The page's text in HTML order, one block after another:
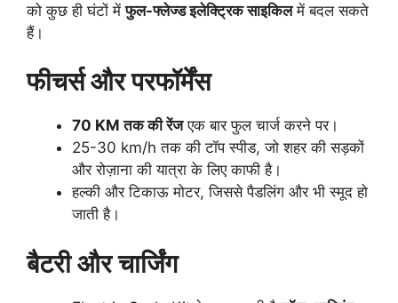
को कुछ ही घंटों मेंफुल-फ्लेज्ड इलेक्ट्रिक साइकिलमें बदल सकते
हैं।
फीचर्स और परफॉर्मेंस
70 KM तक की रेंजएक बार फुल चार्ज करने पर।
25-30 km/h तक की टॉप स्पीड, जो शहर की सड़कों
और रोज़ाना की यात्रा के लिए काफी है।
हल्की और टिकाऊ मोटर, जिससे पैडलिंग और भी स्मूद हो
जाती है।
बैटरी और चार्जिंग